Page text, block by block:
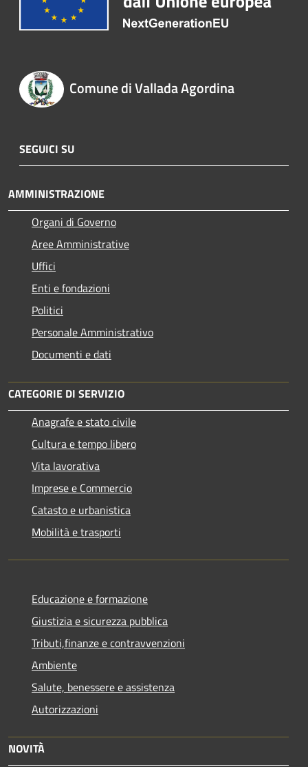
Comune di Vallada Agordina
SEGUICI SU
AMMINISTRAZIONE
Organi di Governo
Aree Amministrative
Uffici
Enti e fondazioni
Politici
Personale Amministrativo
Documenti e dati
CATEGORIE DI SERVIZIO
Anagrafe e stato civile
Cultura e tempo libero
Vita lavorativa
Imprese e Commercio
Catasto e urbanistica
Mobilità e trasporti
Educazione e formazione
Giustizia e sicurezza pubblica
Tributi,finanze e contravvenzioni
Ambiente
Salute, benessere e assistenza
Autorizzazioni
NOVITÀ